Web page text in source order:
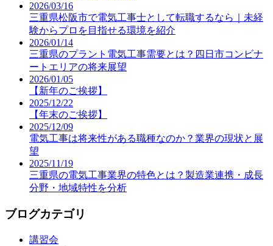
2026/03/16
三重県松阪市で電気工事士として転職するなら｜未経
験からプロを目指せる環境を紹介
2026/01/14
三重県のプラント電気工事需要とは？四日市コンビナ
ートエリアの将来展望
2026/01/05
【新年のご挨拶】
2025/12/22
【年末のご挨拶】
2025/12/09
電気工事は将来性がある職種なのか？業界の現状と展
望
2025/11/19
三重県の電気工事業界の特色とは？製造業連携・成長
分野・地域特性を分析
ブログカテゴリ
講習会